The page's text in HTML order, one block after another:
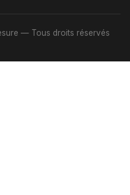
— Tous droits réservés